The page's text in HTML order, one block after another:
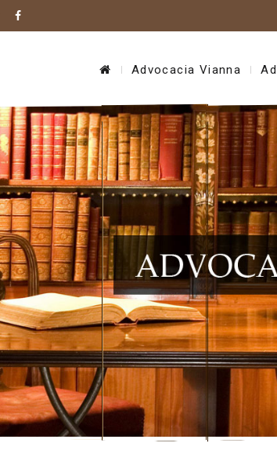
Advocacia Vianna